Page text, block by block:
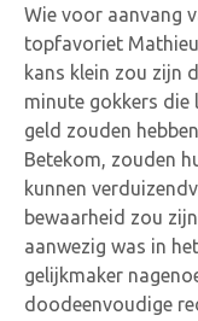
Wie voor aanvang
topfavoriet
kans klein zou zijn
minute gokkers
geld zouden
Betekom, zouden
kunnen
bewaarheid zou
aanwezig was in
gelijkmaker
doodeenvoudige